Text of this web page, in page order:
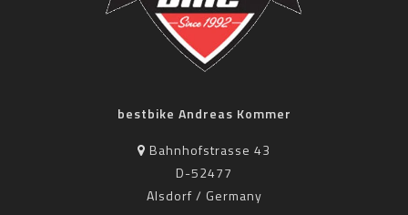
bestbike Andreas Kommer
Bahnhofstrasse 43
D-52477
Alsdorf / Germany